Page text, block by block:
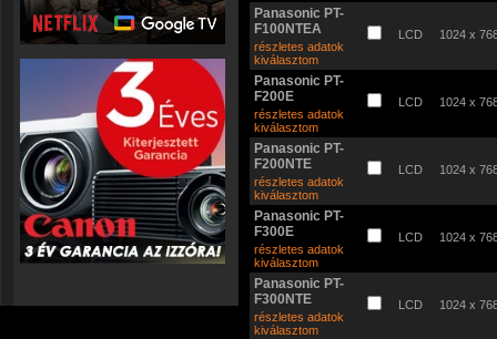
Panasonic PT-
F100NTEA
részletes adatok
kiválasztom
LCD 1024 x
Panasonic PT-
F200E
részletes adatok
kiválasztom
LCD 1024 x
Panasonic PT-
F200NTE
részletes adatok
kiválasztom
LCD 1024 x
Panasonic PT-
F300E
részletes adatok
kiválasztom
LCD 1024 x
Panasonic PT-
F300NTE
részletes adatok
kiválasztom
LCD 1024 x